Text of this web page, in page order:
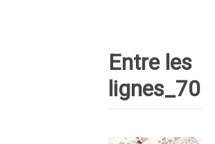
Entre les
lignes_70